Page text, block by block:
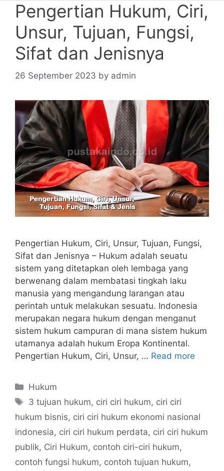
Pengertian Hukum, Ciri,
Unsur, Tujuan, Fungsi,
Sifat dan Jenisnya
26 September 2023 by admin
Pengertian Hukum, Ciri, Unsur, Tujuan, Fungsi,
Sifat dan Jenisnya – Hukum adalah seuatu
sistem yang ditetapkan oleh lembaga yang
berwenang dalam membatasi tingkah laku
manusia yang mengandung larangan atau
perintah untuk melakukan sesuatu. Indonesia
merupakan negara hukum dengan menganut
sistem hukum campuran di mana sistem hukum
utamanya adalah hukum Eropa Kontinental.
Pengertian Hukum, Ciri, Unsur, … Read more
Categories
Hukum
Tags
3 tujuan hukum, ciri ciri hukum, ciri ciri
hukum bisnis, ciri ciri hukum ekonomi nasional
indonesia, ciri ciri hukum perdata, ciri ciri hukum
publik, Ciri Hukum, contoh ciri-ciri hukum,
contoh fungsi hukum, contoh tujuan hukum,